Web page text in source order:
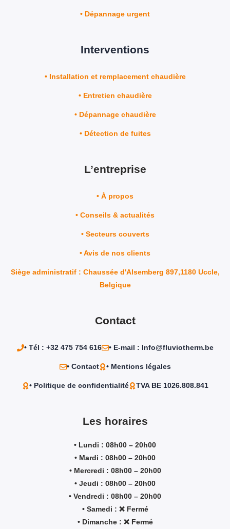
• Dépannage urgent
Interventions
• Installation et remplacement chaudière
• Entretien chaudière
• Dépannage chaudière
• Détection de fuites
L’entreprise
• À propos
• Conseils & actualités
• Secteurs couverts
• Avis de nos clients
Siège administratif : Chaussée d'Alsemberg 897,1180 Uccle,
Belgique
Contact
• Tél : +32 475 754 616 • E-mail : Info@fluviotherm.be
• Contact • Mentions légales
• Politique de confidentialité TVA BE 1026.808.841
Les horaires
• Lundi : 08h00 – 20h00
• Mardi : 08h00 – 20h00
• Mercredi : 08h00 – 20h00
• Jeudi : 08h00 – 20h00
• Vendredi : 08h00 – 20h00
• Samedi : ❌ Fermé
• Dimanche : ❌ Fermé